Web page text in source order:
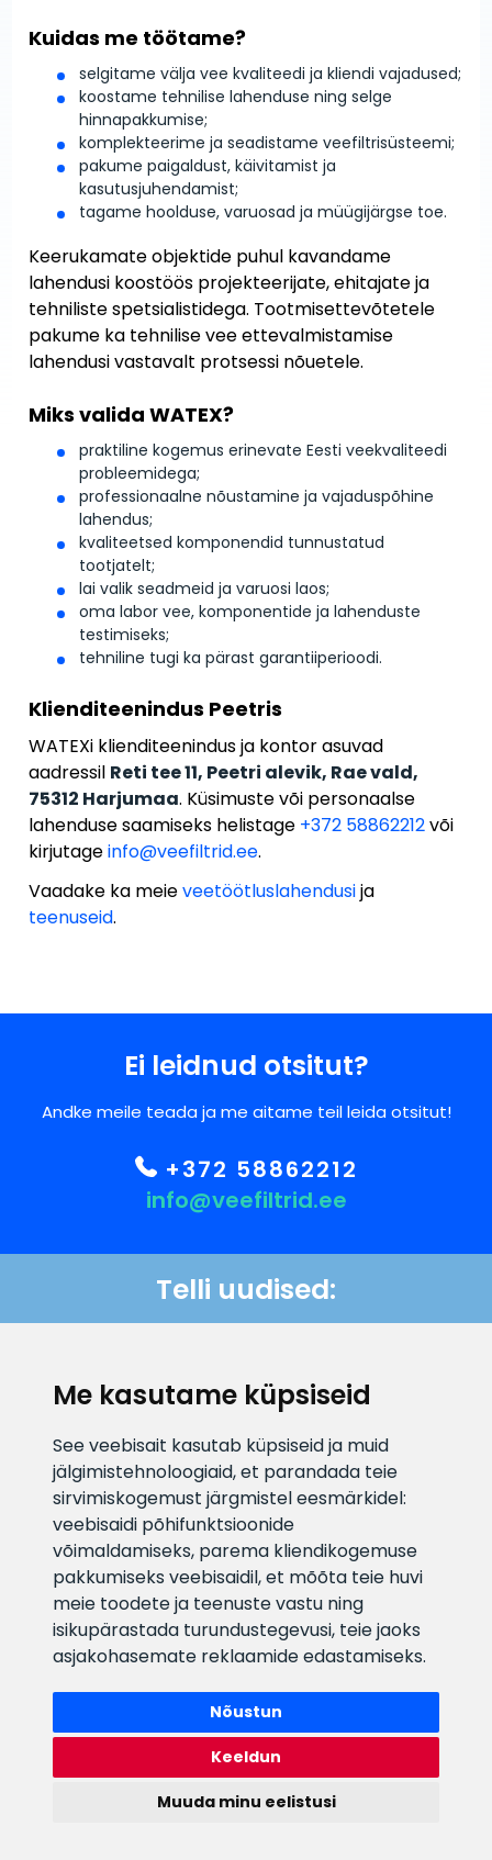
Me kasutame küpsiseid
See veebisait kasutab küpsiseid ja muid
jälgimistehnoloogiaid, et parandada teie
sirvimiskogemust järgmistel eesmärkidel:
veebisaidi põhifunktsioonide
võimaldamiseks, parema kliendikogemuse
pakkumiseks veebisaidil,et mõõta teie huvi
meie toodete ja teenuste vastu ning
isikupärastada turundustegevusi, teie jaoks
asjakohasemate reklaamide edastamiseks.
Nõustun
Keeldun
Muuda minu eelistusi
Kuidas me töötame?
selgitame välja vee kvaliteedi ja kliendi vajadused;
koostame tehnilise lahenduse ning selge
hinnapakkumise;
komplekteerime ja seadistame veefiltrisüsteemi;
pakume paigaldust, käivitamist ja
kasutusjuhendamist;
tagame hoolduse, varuosad ja müügijärgse toe.
Keerukamate objektide puhul kavandame
lahendusi koostöös projekteerijate, ehitajate ja
tehniliste spetsialistidega. Tootmisettevõtetele
pakume ka tehnilise vee ettevalmistamise
lahendusi vastavalt protsessi nõuetele.
Miks valida WATEX?
praktiline kogemus erinevate Eesti veekvaliteedi
probleemidega;
professionaalne nõustamine ja vajaduspõhine
lahendus;
kvaliteetsed komponendid tunnustatud
tootjatelt;
lai valik seadmeid ja varuosi laos;
oma labor vee, komponentide ja lahenduste
testimiseks;
tehniline tugi ka pärast garantiiperioodi.
Klienditeenindus Peetris
WATEXi klienditeenindus ja kontor asuvad
aadressil Reti tee 11, Peetri alevik, Rae vald,
75312 Harjumaa. Küsimuste või personaalse
lahenduse saamiseks helistage +372 58862212või
kirjutageinfo@veefiltrid.ee.
Vaadake ka meieveetöötluslahendusija
teenuseid.
Ei leidnud otsitut?
Andke meile teada ja me aitame teil leida otsitut!
+372 58862212
info@veefiltrid.ee
Telli uudised:
KLIENDITUGI
E-posti aadress
info@veefiltrid.ee
Infotelefon
+372 58862212
Vaata tööaegu
Reti tee 11, Peetri, 75312 Harju